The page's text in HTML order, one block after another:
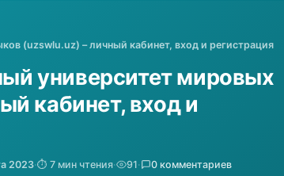
(uzswlu.uz) – личный кабинет, вход и регистрация
университет мировых
кабинет, вход и
2023·⏱️ 7 мин чтения· 91· 0 комментариев